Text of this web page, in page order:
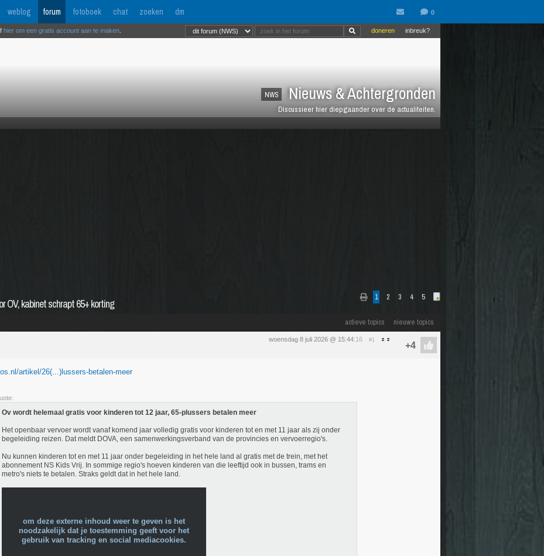
weblog forum fotoboek chat zoeken dm
NWS Nieuws & Achtergronden
Discussieer hier diepgaander over de actualiteiten.
inbreuk?
doneren
hier om een gratis account aan te maken
1 2 3 4 5
OV, kabinet schrapt 65+ korting
actieve topics nieuwe topics
woensdag 8 juli 2026 @ 15:44:16 #1
artikel/26(...)lussers-betalen-meer
Ov wordt helemaal gratis voor kinderen tot 12 jaar, 65-plussers betalen meer
Het openbaar vervoer wordt vanaf komend jaar volledig gratis voor kinderen tot en met 11 jaar als zij onder
begeleiding reizen. Dat meldt DOVA, een samenwerkingsverband van de provincies en vervoerregio's.
Nu kunnen kinderen tot en met 11 jaar onder begeleiding in het hele land al gratis met de trein, met het
abonnement NS Kids Vrij. In sommige regio's hoeven kinderen van die leeftijd ook in bussen, trams en
metro's niets te betalen. Straks geldt dat in het hele land.
om deze externe inhoud weer te geven is het
noodzakelijk dat je toestemming geeft voor het
gebruik van tracking en social mediacookies.